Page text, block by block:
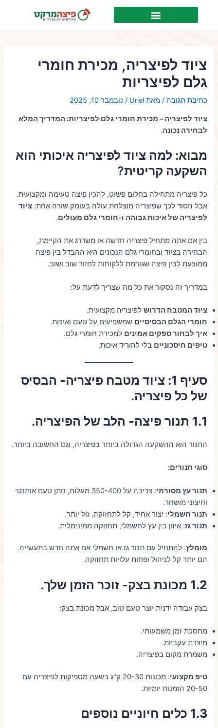
ציוד לפיצריה, מכירת חומרי
גלם לפיצריות
כתיבת תגובה / מאתUriel
/ נובמבר 10, 2025
ציוד לפיצריה – מכירת חומרי גלם לפיצריות: המדריך המלא
לבחירה נכונה.
מבוא: למה ציוד לפיצריה איכותי הוא
השקעה קריטית?
כל פיצריה מתחילה בחלום פשוט, להכין פיצה טעימה ומקצועית.
אבל הסוד לכך שפיצריה מוצלחת עולה בעומק שורה אחת:ציוד
לפיצריה של איכות גבוהה ו-חומרי גלם מעולים.
בין אם אתה מתחיל פיצריה חדשה או משדרג את הקיימת,
הבחירה בציוד ובחומרי גלם הנכונים היא ההבדל בין פיצה
ממוצעת לבין פיצה שגורמת ללקוחות לחזור שוב ושוב.
במדריך זה נסקור את כל מה שצריך לדעת על:
ציוד המטבח הדרוש לפיצריה מקצועית.
חומרי הגלם הבסיסיים שמשפיעים על טעם ואיכות.
איך לבחור ספקים אמינים למכירת חומרי גלם.
טיפים חיסכוניים בלי להוריד איכות.
סעיף 1: ציוד מטבח פיצריה- הבסיס
של כל פיצריה.
1.1 תנור פיצה- הלב של הפיצריה
.
התנור הוא ההשקעה הגדולה ביותר בפיצריה, וגם החשובה ביותר.
סוגי תנורים:
תנור עץ מסורתי
: צריבה על 350-400 מעלות, נותן טעם אותנטי
וחיצוני מושחר.
תנור חשמלי: יצור אחיד, קל לתחזוקה, זול יותר.
תנור גז: איזון בין עץ לחשמלי, תחזוקה ממינימלית.
מומלץ: להתחיל עם תנור גז או חשמלי אם אתה חדש בתעשייה.
הם יותר קל לניהול ופחות עלויות תחזוקה.
1.2 מכונת בצק- זוכר הזמן שלך .
בצק עבודה ידנית יוצר טעם טוב, אבל מכונת בצק:
מחסכת זמן משמעותי.
מיצרת עקביות.
משמרת מקום בפיצריה.
טיפ מקצועי
: מכונות 20-30 ק"ג בשעה מספיקות לפיצריה עם
20-50 הזמנות יומיות.
1.3 כלים חיוניים נוספים